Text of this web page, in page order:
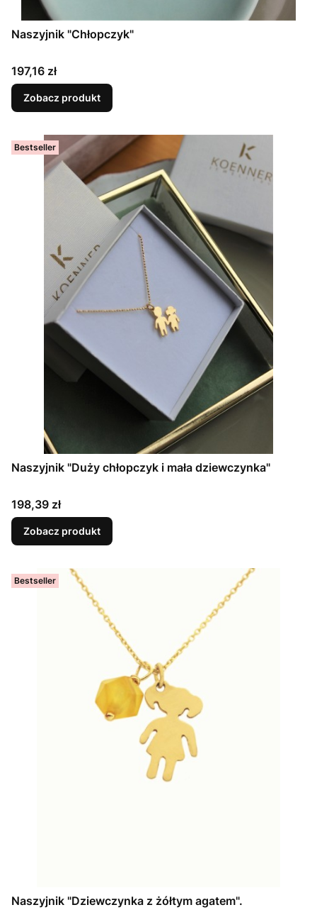
Naszyjnik "Chłopczyk"
Cena
197,16 zł
Zobacz produkt
Bestseller
Naszyjnik "Duży chłopczyk i mała dziewczynka"
Cena
198,39 zł
Zobacz produkt
Bestseller
Naszyjnik "Dziewczynka z żółtym agatem".